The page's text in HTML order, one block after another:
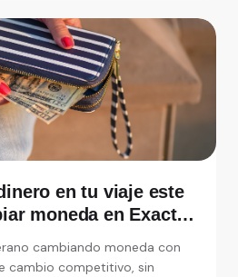
en tu viaje este
moneda en Exact
cambiando moneda con
cambio competitivo, sin